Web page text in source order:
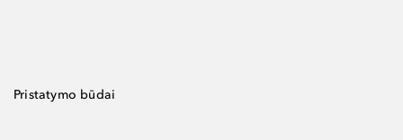
Pristatymo būdai